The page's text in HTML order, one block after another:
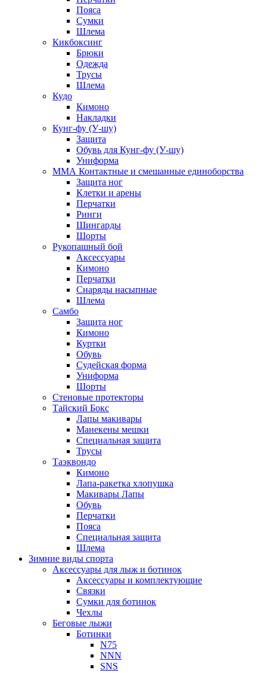
Пояса
Сумки
Шлема
Кикбоксинг
Брюки
Одежда
Трусы
Шлема
Кудо
Кимоно
Накладки
Кунг-фу (У-шу)
Защита
Обувь для Кунг-фу (У-шу)
Униформа
ММА Контактные и смешанные единоборства
Защита ног
Клетки и арены
Перчатки
Ринги
Шингарды
Шорты
Рукопашный бой
Аксессуары
Кимоно
Перчатки
Снаряды насыпные
Шлема
Самбо
Защита ног
Кимоно
Куртки
Обувь
Судейская форма
Униформа
Шорты
Стеновые протекторы
Тайский Бокс
Лапы макивары
Манекены мешки
Специальная защита
Трусы
Таэквондо
Кимоно
Лапа-ракетка хлопушка
Макивары Лапы
Обувь
Перчатки
Пояса
Специальная защита
Шлема
Зимние виды спорта
Аксессуары для лыж и ботинок
Аксессуары и комплектующие
Связки
Сумки для ботинок
Чехлы
Беговые лыжи
Ботинки
N75
NNN
SNS